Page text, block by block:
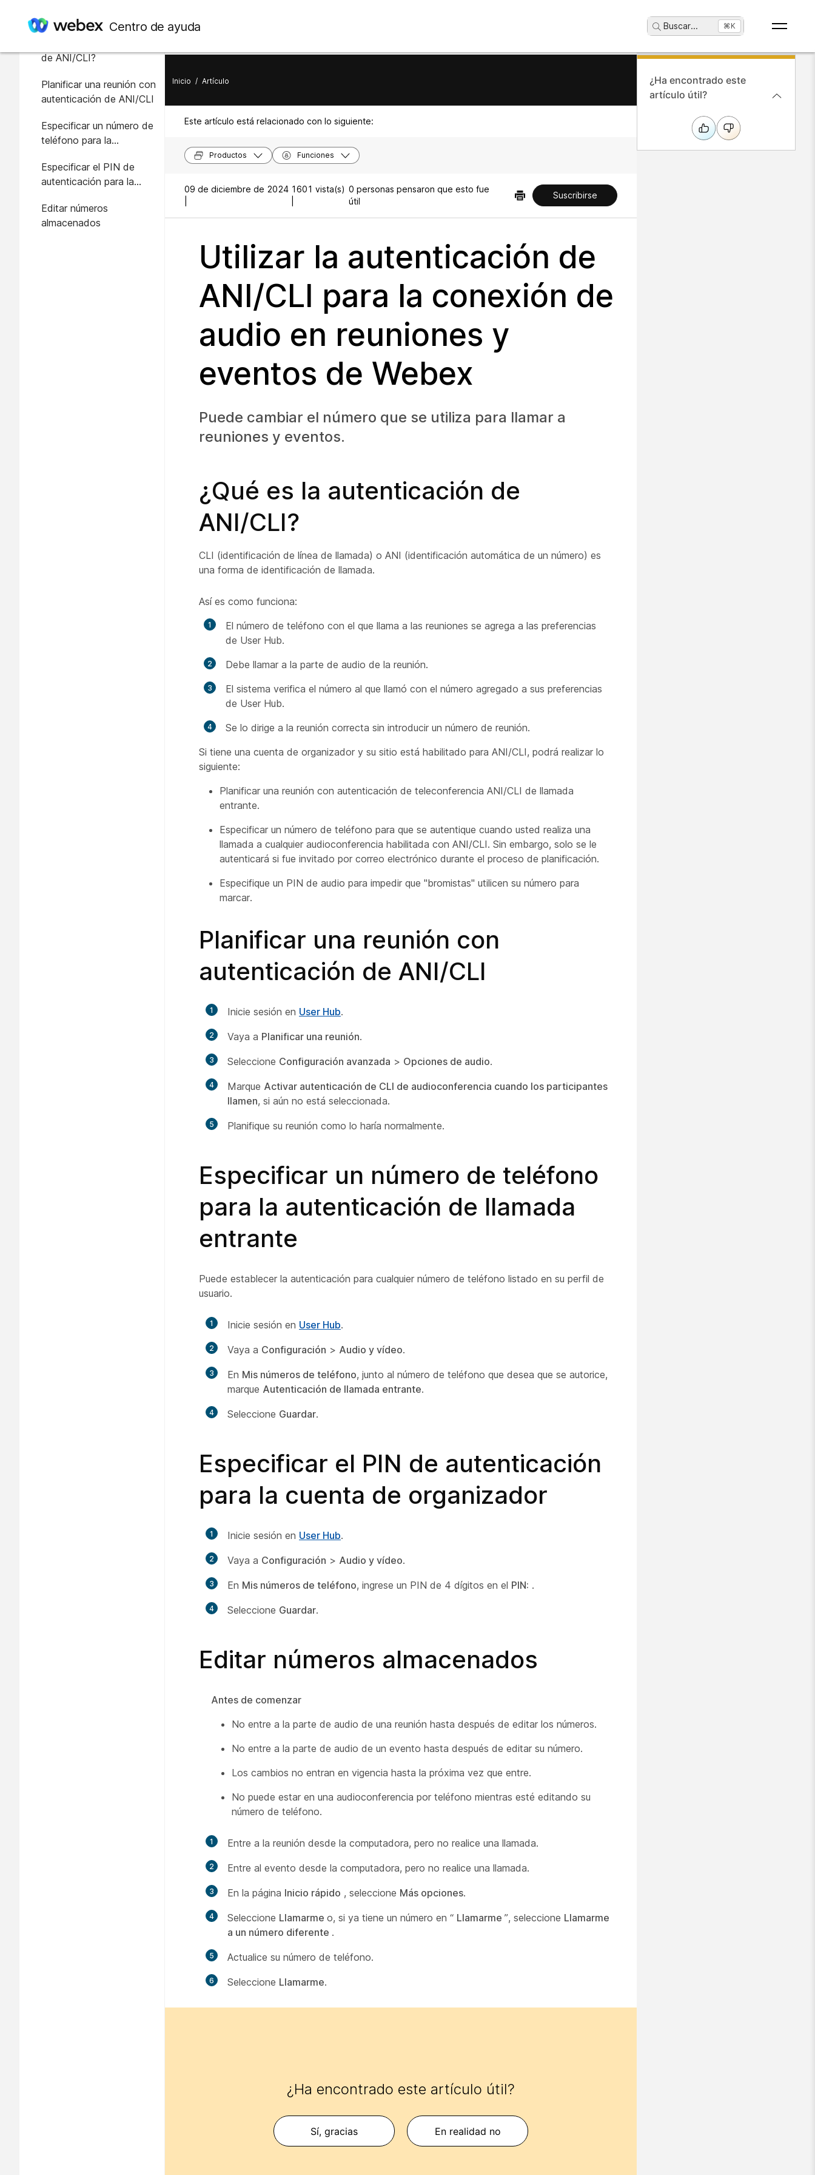
Centro de ayuda Buscar... ⌘K
En este artículo
de ANI/CLI?
Planificar una reunión con
autenticación de ANI/CLI
Especificar un número de
teléfono para la
entrante
Especificar el PIN de
autenticación para la
Editar números
almacenados
Inicio / Artículo
Este artículo está relacionado con lo siguiente:
Productos Funciones
09 de diciembre de 2024 1601 vista(s) 0 personas pensaron que esto fue
útil
Suscribirse
Utilizar la autenticación de
ANI/CLI para la conexión de
audio en reuniones y
eventos de Webex
Puede cambiar el número que se utiliza para llamar a
reuniones y eventos.
¿Qué es la autenticación de
ANI/CLI?
CLI (identificación de línea de llamada) o ANI (identificación automática de un número) es
una forma de identificación de llamada.
Así es como funciona:
El número de teléfono con el que llama a las reuniones se agrega a las preferencias
de User Hub.
Debe llamar a la parte de audio de la reunión.
El sistema verifica el número al que llamó con el número agregado a sus preferencias
de User Hub.
Se lo dirige a la reunión correcta sin introducir un número de reunión.
Si tiene una cuenta de organizador y su sitio está habilitado para ANI/CLI, podrá realizar lo
siguiente:
Planificar una reunión con autenticación de teleconferencia ANI/CLI de llamada
entrante.
Especificar un número de teléfono para que se autentique cuando usted realiza una
llamada a cualquier audioconferencia habilitada con ANI/CLI. Sin embargo, solo se le
autenticará si fue invitado por correo electrónico durante el proceso de planificación.
Especifique un PIN de audio para impedir que "bromistas" utilicen su número para
marcar.
Planificar una reunión con
autenticación de ANI/CLI
1 Inicie sesión en User Hub.
2 Vaya a Planificar una reunión.
3 Seleccione Configuración avanzada > Opciones de audio.
4 Marque Activar autenticación de CLI de audioconferencia cuando los participantes
llamen, si aún no está seleccionada.
5 Planifique su reunión como lo haría normalmente.
Especificar un número de teléfono
para la autenticación de llamada
entrante
Puede establecer la autenticación para cualquier número de teléfono listado en su perfil de
usuario.
1 Inicie sesión en User Hub.
2 Vaya a Configuración > Audio y vídeo.
3 En Mis números de teléfono, junto al número de teléfono que desea que se autorice,
marque Autenticación de llamada entrante.
4 Seleccione Guardar.
Especificar el PIN de autenticación
para la cuenta de organizador
1 Inicie sesión en User Hub.
2 Vaya a Configuración > Audio y vídeo.
3 En Mis números de teléfono, ingrese un PIN de 4 dígitos en el PIN: .
4 Seleccione Guardar.
Editar números almacenados
Antes de comenzar
No entre a la parte de audio de una reunión hasta después de editar los números.
No entre a la parte de audio de un evento hasta después de editar su número.
Los cambios no entran en vigencia hasta la próxima vez que entre.
No puede estar en una audioconferencia por teléfono mientras esté editando su
número de teléfono.
1 Entre a la reunión desde la computadora, pero no realice una llamada.
2 Entre al evento desde la computadora, pero no realice una llamada.
3 En la página Inicio rápido , seleccione Más opciones.
4 Seleccione Llamarme o, si ya tiene un número en “ Llamarme ”, seleccione Llamarme
a un número diferente .
5 Actualice su número de teléfono.
6 Seleccione Llamarme.
¿Ha encontrado este artículo útil?
Sí, gracias En realidad no
¿Ha encontrado este
artículo útil?